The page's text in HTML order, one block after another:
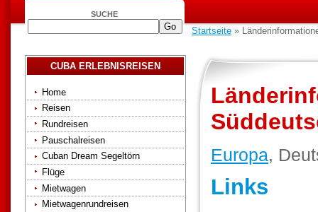
SUCHE
Startseite »
CUBA ERLEBNISREISEN
Home
Reisen
Rundreisen
Pauschalreisen
Cuban Dream Segeltörn
Flüge
Mietwagen
Mietwagenrundreisen
Europa,
Links